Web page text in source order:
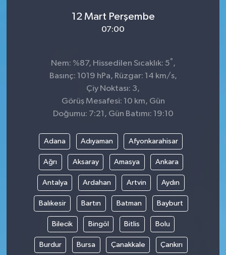
12 Mart Perşembe
07:00
Nem: %87, Hissedilen Sıcaklık: 5° ,
Basınç: 1019 hPa, Rüzgar: 14 km/s,
Çiy Noktası: 3,
Görüş Mesafesi: 10 km, Gün
Doğumu: 7:21, Gün Batımı: 19:10
Adana Adıyaman Afyonkarahisar
Ağrı Aksaray Amasya Ankara
Antalya Ardahan Artvin Aydın
Balıkesir Bartın Batman Bayburt
Bilecik Bingöl Bitlis Bolu
Burdur Bursa Çanakkale Çankırı
SPOR